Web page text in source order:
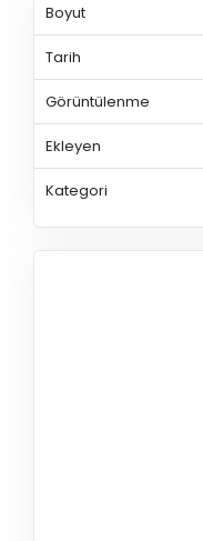
Boyut
Tarih
Görüntülenme
Ekleyen
Kategori